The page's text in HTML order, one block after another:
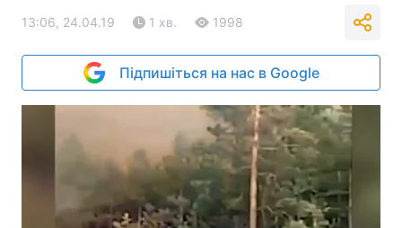
13:06, 24.04.19 1 хв. 1998
Підпишіться на нас в Google